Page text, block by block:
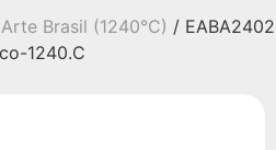
Brasil (1240°C) / EABA2402
1240.C